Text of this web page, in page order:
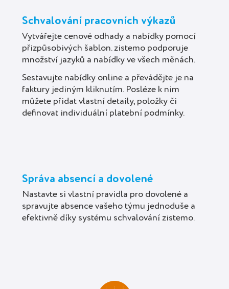
Schvalování pracovních výkazů
Vytvářejte cenové odhady a nabídky pomocí
přizpůsobivých šablon. zistemo podporuje
množství jazyků a nabídky ve všech měnách.
Sestavujte nabídky online a převádějte je na
faktury jediným kliknutím. Posléze k nim
můžete přidat vlastní detaily, položky či
definovat individuální platební podmínky.
Správa absencí a dovolené
Nastavte si vlastní pravidla pro dovolené a
spravujte absence vašeho týmu jednoduše a
efektivně díky systému schvalování zistemo.